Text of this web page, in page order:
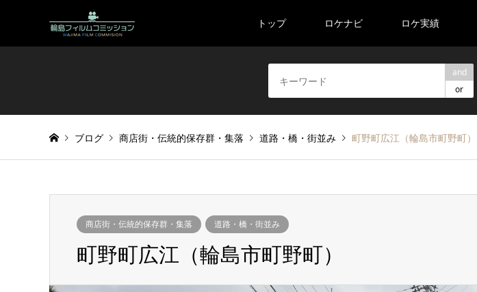
トップ ロケナビ ロケ実績
and
or
ブログ 商店街・伝統的保存群・集落 道路・橋・街並み 町野町広江（輪島市町野町）
商店街・伝統的保存群・集落 道路・橋・街並み
町野町広江（輪島市町野町）